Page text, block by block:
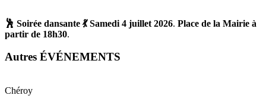
🕺 Soirée dansante 💃 Samedi 4 juillet 2026. Place de la Mairie à
partir de 18h30.
Autres ÉVÉNEMENTS
Chéroy